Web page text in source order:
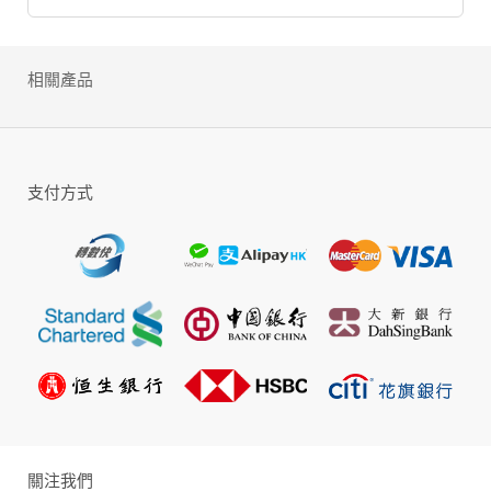
十種增加為數十多種可愛造型，無論男女玩家，相信看到第一眼就會
體驗遊戲中更多樣的變化。遊戲中尚擁有萬種的物品、武器及數百種
和互動性，無論新手老手、男生女生都能很快進入遊戲。玩家可以交
換名片，使用名片系統發送 Mail，見面了還有 18 種不同的爆笑動作
讓玩家選擇，例如坐下、高興、生氣、倒地以及「剪刀、石頭、布」
按個鍵快速說話，電腦打字慢的玩家也能自在的聊天喔！當然玩家可
組隊冒險，最多 5 人，加上各自馴養的寵物，就能組成強大的隊伍。
不但互相扶持共同在奇幻的世界中探險，隊伍之間也可以互相挑戰。
互動內涵，適合全年齡玩家一同分享，上網頻寬需求小，在家使用撥
接上網也能通的超優質連線遊戲。
相關產品
支付方式
關注我們